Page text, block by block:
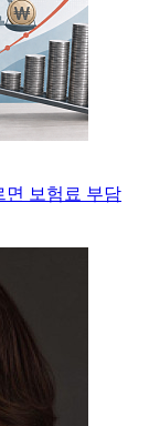
면 보험료 부담